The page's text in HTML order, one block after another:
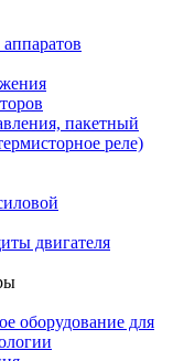
пакетный
реле)
двигателя
оборудование для